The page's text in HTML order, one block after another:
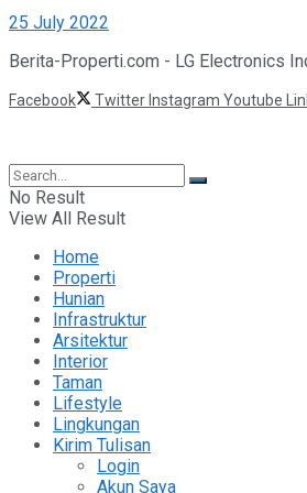
25 July 2022
Berita-Properti.com - LG Electronics
Facebook Twitter Instagram Youtube
No Result
View All Result
Home
Properti
Hunian
Infrastruktur
Arsitektur
Interior
Taman
Lifestyle
Lingkungan
Kirim Tulisan
Login
Akun Saya